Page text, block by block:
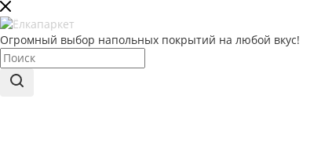
Огромный выбор напольных покрытий на любой вкус!